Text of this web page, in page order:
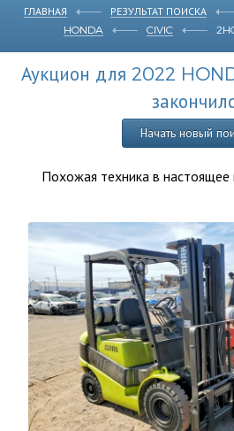
ГЛАВНАЯ РЕЗУЛЬТАТ ПОИСКА
HONDA
CIVIC
Аукцион для 2022
Начать новый
Похожая техника в настоящее